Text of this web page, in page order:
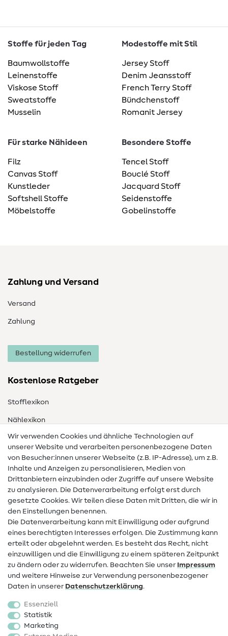
Stoffe für jeden Tag
Baumwollstoffe
Leinenstoffe
Viskose Stoff
Sweatstoffe
Musselin
Modestoffe mit Stil
Jersey Stoff
Denim Jeansstoff
French Terry Stoff
Bündchenstoff
Romanit Jersey
Für starke Nähideen
Filz
Canvas Stoff
Kunstleder
Softshell Stoffe
Möbelstoffe
Besondere Stoffe
Tencel Stoff
Bouclé Stoff
Jacquard Stoff
Seidenstoffe
Gobelinstoffe
Zahlung und Versand
Versand
Zahlung
Bestellung widerrufen
Kostenlose Ratgeber
Stofflexikon
Nählexikon
Nähanleitungen
Hilfe & Kontakt
Kontakt
Infos zum Betreiberwechsel
Widerrufsrecht
Beliebt
Stoffe
Sale
Schnittmuster
Wir verwenden Cookies und ähnliche Technologien auf
unserer Website und verarbeiten personenbezogene Daten
von Besucher:innen unserer Webseite (z.B. IP-Adresse), um z.B.
Inhalte und Anzeigen zu personalisieren, Medien von
Drittanbietern einzubinden oder Zugriffe auf unsere Website
zu analysieren. Die Datenverarbeitung erfolgt erst durch
gesetzte Cookies. Wir teilen diese Daten mit Dritten, die wir in
den Einstellungen benennen.
Die Datenverarbeitung kann mit Einwilligung oder aufgrund
eines berechtigten Interesses erfolgen. Die Zustimmung kann
erteilt oder abgelehnt werden. Es besteht das Recht, nicht
einzuwilligen und die Einwilligung zu einem späteren Zeitpunkt
zu ändern oder zu widerrufen. Beachten Sie unser Impressum
und weitere Hinweise zur Verwendung personenbezogener
Daten in unserer Daten­schutz­erklärung.
Essenziell
Statistik
Marketing